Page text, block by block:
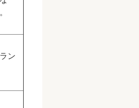
ン